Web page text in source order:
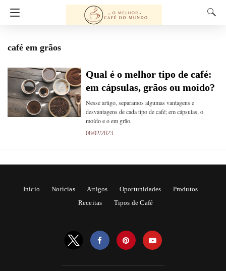
café em grãos
Qual é o melhor tipo de café:
em cápsulas, grãos ou moído?
Nesse artigo, separamos algumas vantagens e
desvantagens de cada tipo de café; em cápsulas, o
moído e o em grão.
08/02/2023
Início Notícias Artigos Oportunidades
Produtos
Receitas
Tipos de Café